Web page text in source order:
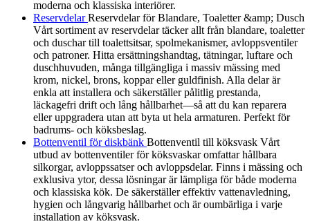
moderna och klassiska interiörer.
ReservdelarReservdelar för Blandare, Toaletter &amp; Dusch
Vårt sortiment av reservdelar täcker allt från blandare, toaletter
och duschar till toalettsitsar, spolmekanismer, avloppsventiler
och patroner. Hitta ersättningshandtag, tätningar, luftare och
duschhuvuden, många tillgängliga i massiv mässing med
krom, nickel, brons, koppar eller guldfinish. Alla delar är
enkla att installera och säkerställer pålitlig prestanda,
läckagefri drift och lång hållbarhet—så att du kan reparera
eller uppgradera utan att byta ut hela armaturen. Perfekt för
badrums- och köksbeslag.
Bottenventil för diskbänk Bottenventil till köksvask Vårt
utbud av bottenventiler för köksvaskar omfattar hållbara
silkorgar, avloppssatser och avloppsdelar. Finns i mässing och
exklusiva ytor, dessa lösningar är lämpliga för både moderna
och klassiska kök. De säkerställer effektiv vattenavledning,
hygien och långvarig hållbarhet och är oumbärliga i varje
installation av köksvask.